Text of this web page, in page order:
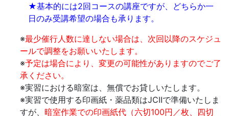
★基本的には2回コースの講座ですが、どちらか一
日のみ受講希望の場合も承ります。
※最少催行人数に達しない場合は、次回以降のスケジュ
ールで調整をお願いいたします。
※予定は場合により、変更の可能性がありますのでご了
承ください。
※実習における暗室は、無償でお貸しいたします。
※実習で使用する印画紙・薬品類はJCIIで準備いたしま
すが、 暗室作業での印画紙代（六切100円／枚、四切